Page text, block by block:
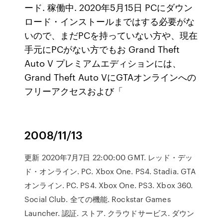
ード. 稼働中. 2020年5月15日 PCにダウン
ロード・インストールまではする必要がな
いので、まだPCを持っていない方や、現在
手元にPCがない方でもお Grand Theft
Auto V プレミアムエディションには、
Grand Theft Auto VにGTAオンラインへの
フリーアクセスおよび「
2008/11/13
更新 2020年7月7日 22:00:00 GMT. レッド・デッ
ド・オンライン. PC. Xbox One. PS4. Stadia. GTA
オンライン. PC. PS4. Xbox One. PS3. Xbox 360.
Social Club. 全ての機能. Rockstar Games
Launcher. 認証. ストア. クラウドサービス. ダウン